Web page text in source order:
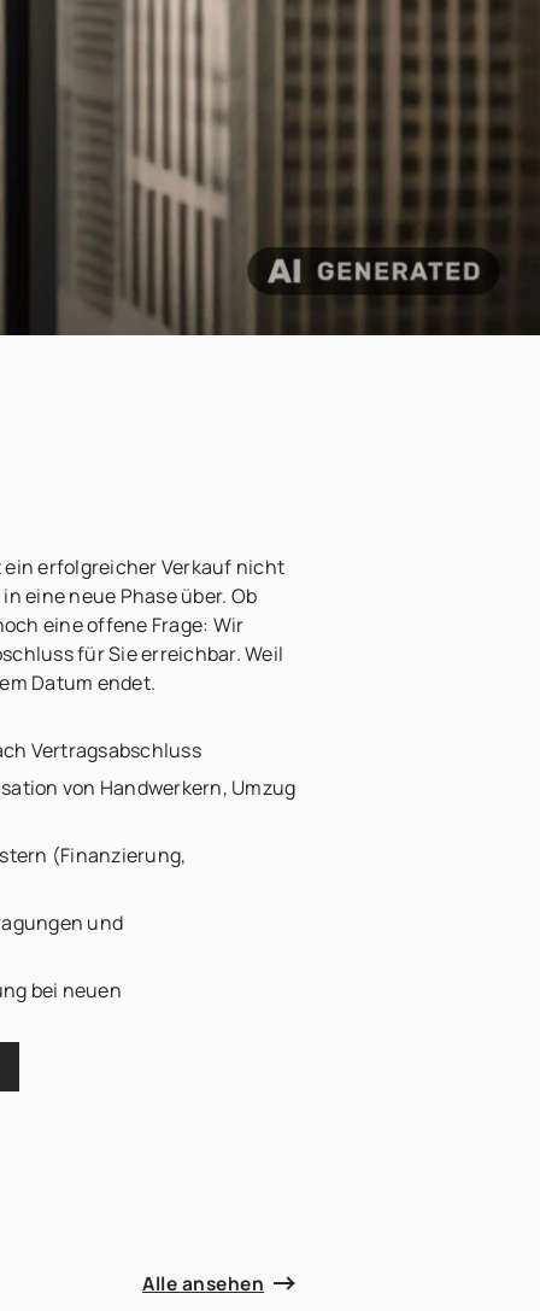
ein erfolgreicher Verkauf nicht
eine neue Phase über. Ob
eine offene Frage: Wir
für Sie erreichbar. Weil
Datum endet.
Vertragsabschluss
von Handwerkern, Umzug
(Finanzierung,
und
bei neuen
Alle ansehen